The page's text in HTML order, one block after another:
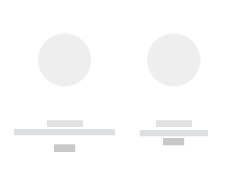
------------
----------- ----------- ----------
------------
----------- -----------